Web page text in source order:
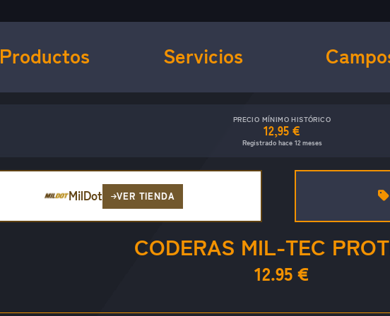
Productos Servicios
PRECIO MÍNIMO HISTÓRICO
12,95 €
Registrado hace 12 meses
MilDot VER TIENDA
CODERAS MIL-TEC
12.95 €